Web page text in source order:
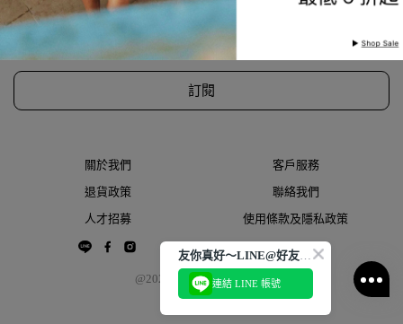
訂閱
關於我們
客戶服務
退貨政策
聯絡我們
人才招募
使用條款及隱私政策
@2022 THESPAACE.COM
友你真好～LINE@好友大募集
連結 LINE 帳號